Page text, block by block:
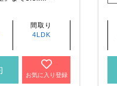
間取り
4LDK
お気に入り登録